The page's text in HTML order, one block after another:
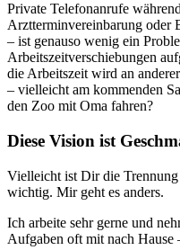
Private Telefonanrufe
Arztterminvereinbarung oder
– ist genauso wenig ein
Arbeitszeitverschiebungen
die Arbeitszeit wird an
– vielleicht am kommenden
den Zoo mit Oma fahren?
Diese Vision ist
Vielleicht ist Dir die
wichtig. Mir geht es anders.
Ich arbeite sehr gerne und
Aufgaben oft mit nach